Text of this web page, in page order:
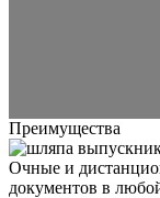
Преимущества
Очные и
документов в